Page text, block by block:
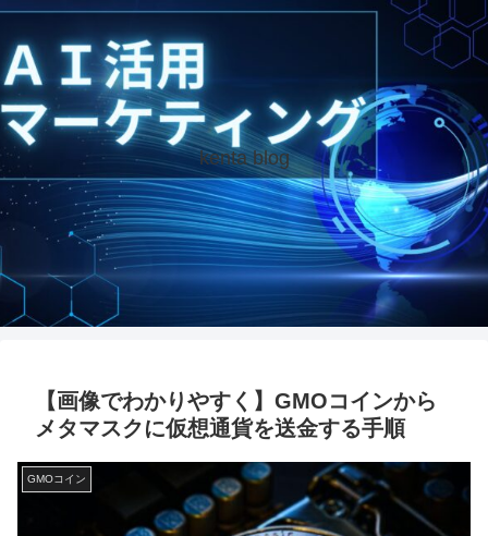
kenta blog
【画像でわかりやすく】GMOコインから
メタマスクに仮想通貨を送金する手順
GMOコイン